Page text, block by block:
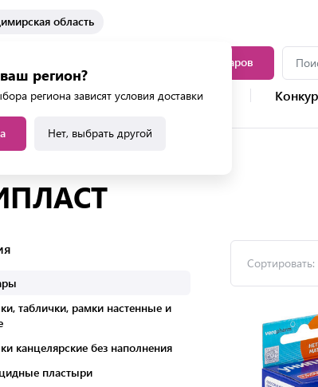
область
регион?
региона зависят условия доставки
Нет, выбрать другой
Каталог товаров
Каталог услуг
Бренды
таблички, рамки настенные и
канцелярские без наполнения
пластыри
Сортировать: